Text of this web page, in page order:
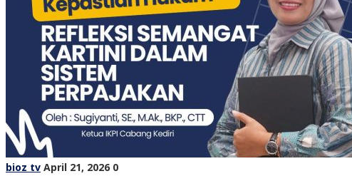
bioz tv April 21, 2026 0